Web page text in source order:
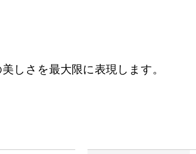
しさを最大限に表現します。